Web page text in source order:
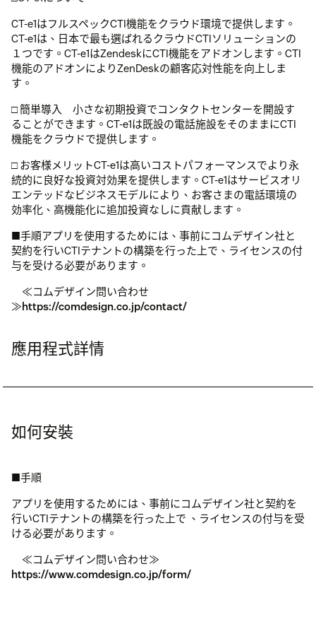
CT-e1はフルスペックCTI機能をクラウド環境で提供します。
CT-e1は、日本で最も選ばれるクラウドCTIソリューションの
１つです。CT-e1はZendeskにCTI機能をアドオンします。CTI
機能のアドオンによりZenDeskの顧客応対性能を向上しま
す。
□ 簡単導入 小さな初期投資でコンタクトセンターを開設す
ることができます。CT-e1は既設の電話施設をそのままにCTI
機能をクラウドで提供します。
□ お客様メリットCT-e1は高いコストパフォーマンスでより永
続的に良好な投資対効果を提供します。CT-e1はサービスオリ
エンテッドなビジネスモデルにより、お客さまの電話環境の
効率化、高機能化に追加投資なしに貢献します。
■手順アプリを使用するためには、事前にコムデザイン社と
契約を行いCTIテナントの構築を行った上で、ライセンスの付
与を受ける必要があります。
≪コムデザイン問い合わせ
≫https://comdesign.co.jp/contact/
應用程式詳情
如何安裝
■手順
アプリを使用するためには、事前にコムデザイン社と契約を
行いCTIテナントの構築を行った上で 、ライセンスの付与を受
ける必要があります。
≪コムデザイン問い合わせ≫
https://www.comdesign.co.jp/form/